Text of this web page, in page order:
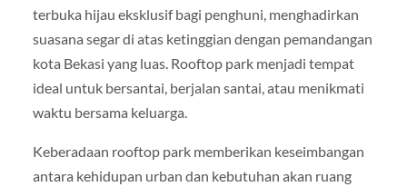
terbuka hijau eksklusif bagi penghuni, menghadirkan
suasana segar di atas ketinggian dengan pemandangan
kota Bekasi yang luas. Rooftop park menjadi tempat
ideal untuk bersantai, berjalan santai, atau menikmati
waktu bersama keluarga.
Keberadaan rooftop park memberikan keseimbangan
antara kehidupan urban dan kebutuhan akan ruang